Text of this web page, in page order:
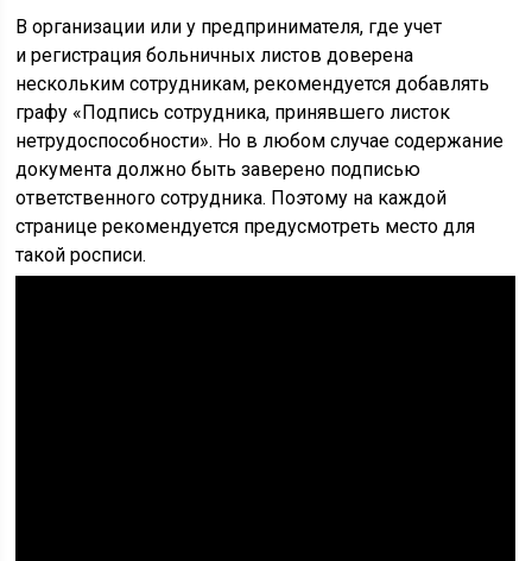
В организации или у предпринимателя, где учет
и регистрация больничных листов доверена
нескольким сотрудникам, рекомендуется добавлять
графу «Подпись сотрудника, принявшего листок
нетрудоспособности». Но в любом случае содержание
документа должно быть заверено подписью
ответственного сотрудника. Поэтому на каждой
странице рекомендуется предусмотреть место для
такой росписи.